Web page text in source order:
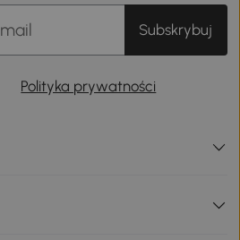
Subskrybuj
Polityka prywatności